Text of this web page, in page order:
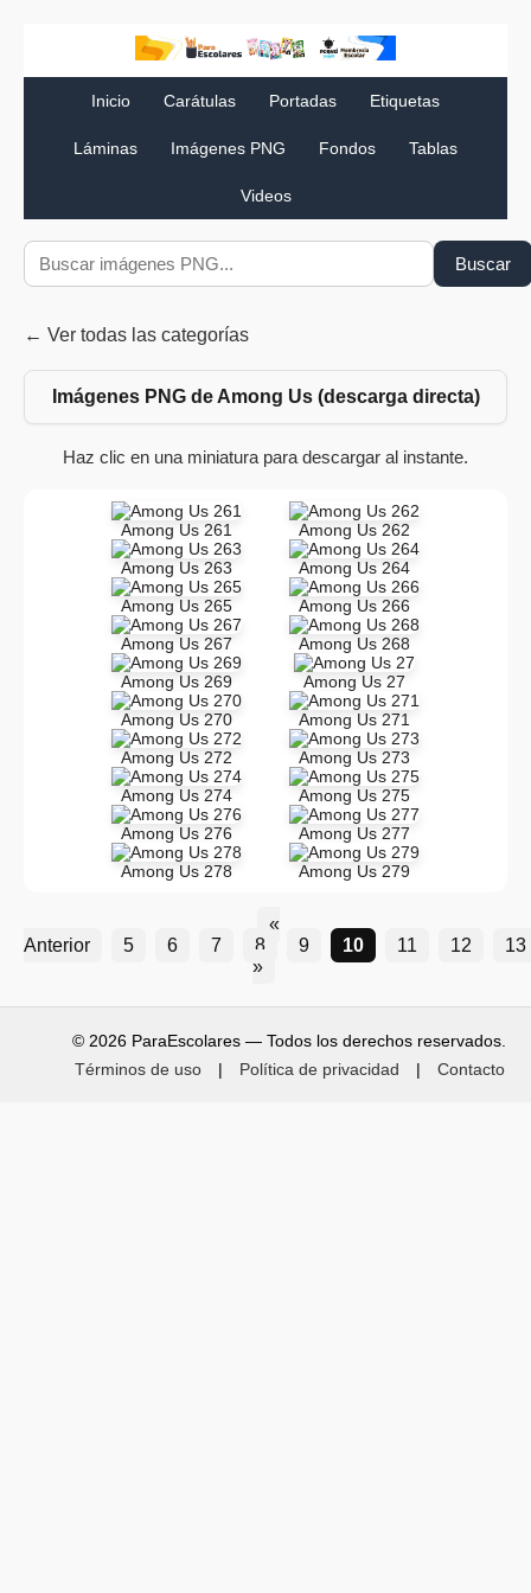
Inicio Carátulas Portadas Etiquetas
Láminas Imágenes PNG Fondos Tablas
Videos
Buscar
← Ver todas las categorías
Imágenes PNG de Among Us (descarga directa)
Haz clic en una miniatura para descargar al instante.
Among Us 261
Among Us 262
Among Us 263
Among Us 264
Among Us 265
Among Us 266
Among Us 267
Among Us 268
Among Us 269
Among Us 27
Among Us 270
Among Us 271
Among Us 272
Among Us 273
Among Us 274
Among Us 275
Among Us 276
Among Us 277
Among Us 278
Among Us 279
«
Anterior
5 6 7 8 9 10 11 12
13
»
© 2026 ParaEscolares — Todos los derechos reservados.
Términos de uso
| Política de privacidad | Contacto